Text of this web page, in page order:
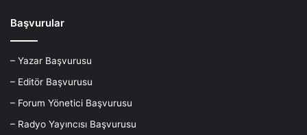
Başvurular
– Yazar Başvurusu
– Editör Başvurusu
– Forum Yönetici Başvurusu
– Radyo Yayıncısı Başvurusu